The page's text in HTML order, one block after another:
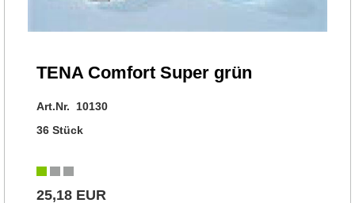
TENA Comfort Super grün
Art.Nr. 10130
36 Stück
25,18 EUR